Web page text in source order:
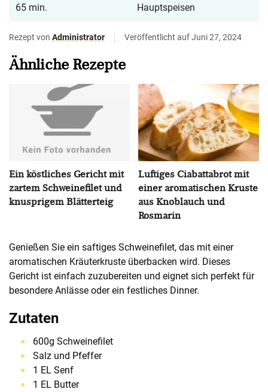
65 min.
Hauptspeisen
Rezept von Administrator Veröffentlicht auf Juni 27, 2024
Ähnliche Rezepte
Ein köstliches Gericht mit
zartem Schweinefilet und
knusprigem Blätterteig
Luftiges Ciabattabrot mit
einer aromatischen Kruste
aus Knoblauch und
Rosmarin
Genießen Sie ein saftiges Schweinefilet, das mit einer
aromatischen Kräuterkruste überbacken wird. Dieses
Gericht ist einfach zuzubereiten und eignet sich perfekt für
besondere Anlässe oder ein festliches Dinner.
Zutaten
600g Schweinefilet
Salz und Pfeffer
1 EL Senf
1 EL Butter